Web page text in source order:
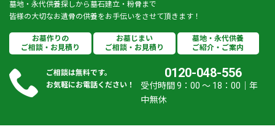
墓地・永代供養探しから墓石建立・粉骨まで
皆様の大切なお遺骨の供養をお手伝いをさせて頂きます！
お墓作りの
ご相談・お見積り
お墓じまい
ご相談・お見積り
墓地・永代供養
ご紹介・ご案内
ご相談は無料です。
お気軽にお電話ください！
0120-048-556
受付時間 9：00 ～ 18：00｜年
中無休